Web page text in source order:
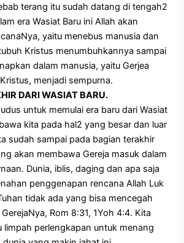
terang itu sudah datang di tengah2
era Wasiat Baru ini Allah akan
yaitu menebus manusia dan
Kristus menumbuhkannya sampai
dalam manusia, yaitu Gerjea
menjadi sempurna.
DARI WASIAT BARU.
untuk memulai era baru dari Wasiat
kita pada hal2 yang besar dan luar
sudah sampai pada bagian terakhir
akan membawa Gereja masuk dalam
Dunia, iblis, daging dan apa saja
penggenapan rencana Allah Luk
tidak ada yang bisa mencegah
Rom 8:31, 1Yoh 4:4. Kita
limpah perlengkapan untuk menang